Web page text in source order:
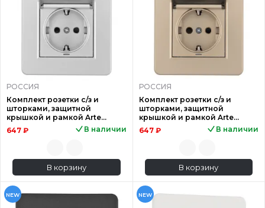
РОССИЯ
Комплект розетки с/з и
шторками, защитной
крышкой и рамкой Arte
Milano SET16-1-41-1 silver
647 ₽ В наличии
В корзину
РОССИЯ
Комплект розетки с/з и
шторками, защитной
крышкой и рамкой Arte
Milano SET16-1-41-1 shampan
647 ₽ В наличии
В корзину
NEW NEW